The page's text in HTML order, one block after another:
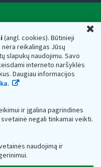
(angl. cookies). Būtinieji
reikalingas Jūsų
slapukų naudojimu. Savo
interneto naršyklės
Daugiau informacijos
ir įgalina pagrindines
negali tinkamai veikti.
naudojimą ir
— 188659752,
Lietuva, el.paštas:
188659752
prie Lietuvos
ir saugomi Juridinių